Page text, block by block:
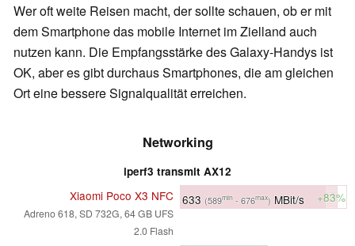
Wer oft weite Reisen macht, der sollte schauen, ob er mit
dem Smartphone das mobile Internet im Zielland auch
nutzen kann. Die Empfangsstärke des Galaxy-Handys ist
OK, aber es gibt durchaus Smartphones, die am gleichen
Ort eine bessere Signalqualität erreichen.
Networking
iperf3 transmit AX12
Xiaomi Poco X3 NFC
Adreno 618, SD 732G, 64 GB UFS
2.0 Flash
633 (589min - 676max) MBit/s +83%